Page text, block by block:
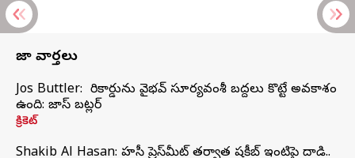
తాజా వార్తలు
Jos Buttler: నా రికార్డును వైభవ్ సూర్యవంశీ బద్దలు కొట్టే అవకాశం
ఉంది: జాస్ బట్లర్
క్రికెట్
Shakib Al Hasan: హసీనా ప్రెస్‌మీట్‌ తర్వాత షకీబ్‌ ఇంటిపై దాడి..